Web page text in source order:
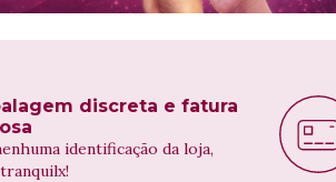
discreta e fatura
identificação da loja,